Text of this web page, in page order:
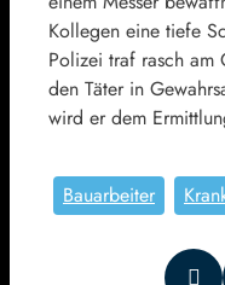
Kollegen eine tiefe
Polizei traf rasch am
den Täter in
wird er dem
Bauarbeiter